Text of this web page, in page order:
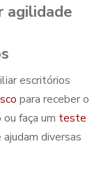
agilidade
escritórios
para receber o
faça um teste
diversas